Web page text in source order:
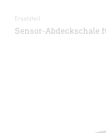
Ersatzteil
Sensor-Abdeckschale